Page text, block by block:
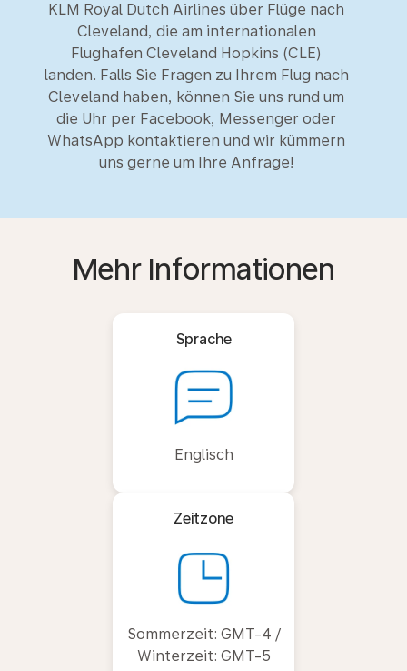
KLM Royal Dutch Airlines über Flüge nach
Cleveland, die am internationalen
Flughafen Cleveland Hopkins (CLE)
landen. Falls Sie Fragen zu Ihrem Flug nach
Cleveland haben, können Sie uns rund um
die Uhr per Facebook, Messenger oder
WhatsApp kontaktieren und wir kümmern
uns gerne um Ihre Anfrage!
Mehr Informationen
Sprache
Englisch
Zeitzone
Sommerzeit: GMT-4 /
Winterzeit: GMT-5